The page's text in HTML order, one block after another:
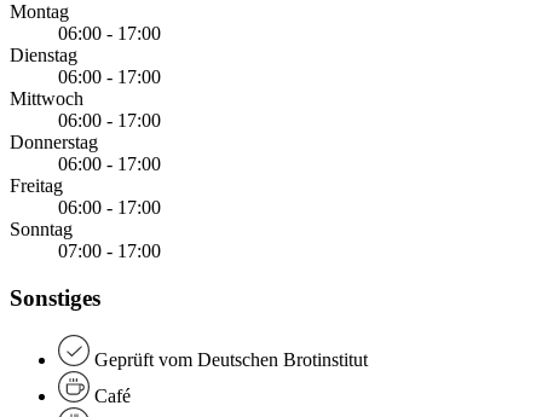
Montag
06:00 - 17:00
Dienstag
06:00 - 17:00
Mittwoch
06:00 - 17:00
Donnerstag
06:00 - 17:00
Freitag
06:00 - 17:00
Sonntag
07:00 - 17:00
Sonstiges
Geprüft vom Deutschen Brotinstitut
Café